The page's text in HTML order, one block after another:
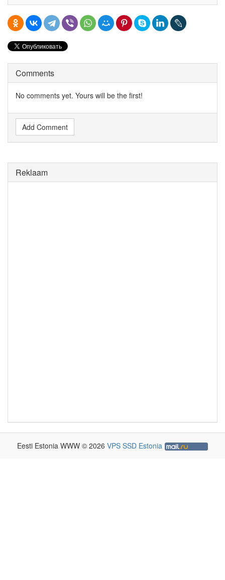
Comments
No comments yet. Yours will be the first!
Add Comment
Reklaam
Eesti Estonia WWW © 2026 VPS SSD Estonia